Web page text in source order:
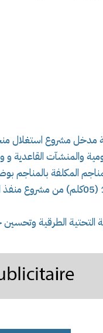
مدخل مشروع
والمنشآت القاعدية و
المكلفة بالمناجم
الممتد من النقطة الكيلومترية 16 إلى النقطة
الطرقية وتحسين